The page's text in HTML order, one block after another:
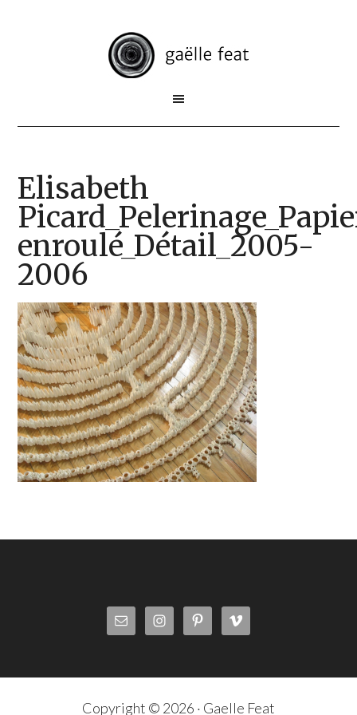
Elisabeth
enroulé_Détail_2005-
2006
Copyright © 2026 · Gaelle Feat